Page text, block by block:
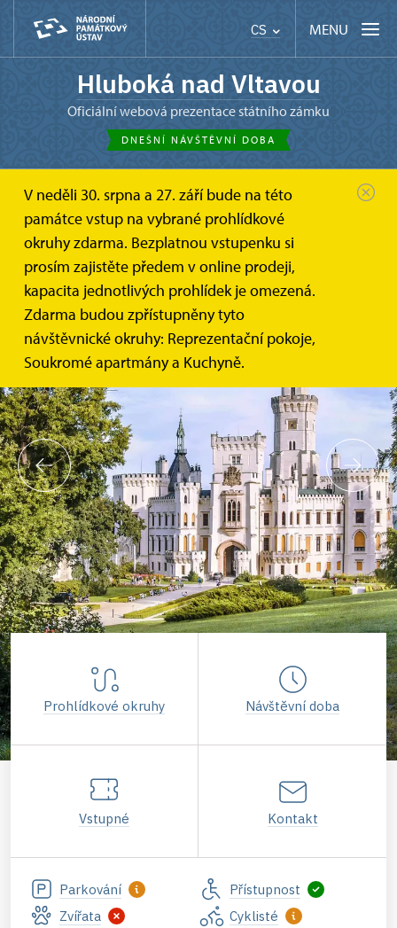
CS MENU
Hluboká nad Vltavou
oficiální webová prezentace státního zámku
DNEŠNÍ NÁVŠTĚVNÍ DOBA
V neděli 30. srpna a 27. září bude na této
památce vstup na vybrané prohlídkové
okruhy zdarma. Bezplatnou vstupenku si
prosím zajistěte předem v online prodeji,
kapacita jednotlivých prohlídek je omezená.
Zdarma budou zpřístupněny tyto
návštěvnické okruhy: Reprezentační pokoje,
Soukromé apartmány a Kuchyně.
Prohlídkové okruhy Návštěvní doba
Vstupné Kontakt
Parkování
Přístupnost
Zvířata
Cyklisté